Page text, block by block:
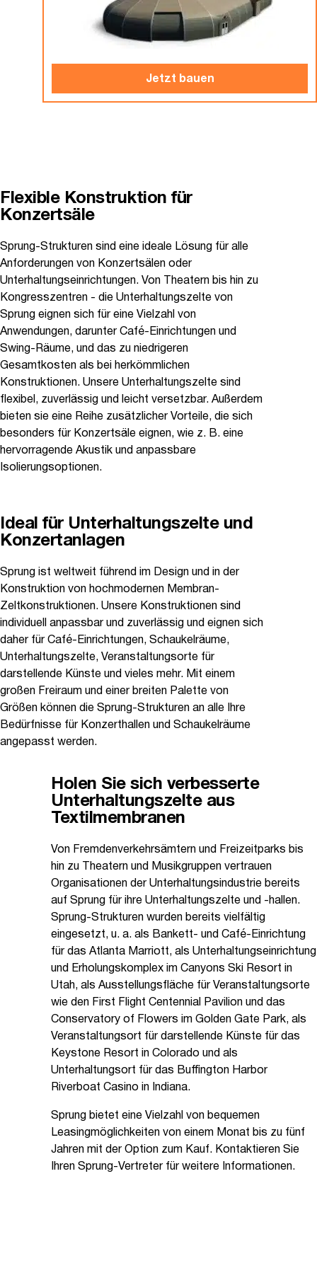
Jetzt bauen
Flexible Konstruktion für
Konzertsäle
Sprung-Strukturen sind eine ideale Lösung für alle
Anforderungen von Konzertsälen oder
Unterhaltungseinrichtungen. Von Theatern bis hin zu
Kongresszentren - die Unterhaltungszelte von
Sprung eignen sich für eine Vielzahl von
Anwendungen, darunter Café-Einrichtungen und
Swing-Räume, und das zu niedrigeren
Gesamtkosten als bei herkömmlichen
Konstruktionen. Unsere Unterhaltungszelte sind
flexibel, zuverlässig und leicht versetzbar. Außerdem
bieten sie eine Reihe zusätzlicher Vorteile, die sich
besonders für Konzertsäle eignen, wie z. B. eine
hervorragende Akustik und anpassbare
Isolierungsoptionen.
Ideal für Unterhaltungszelte und
Konzertanlagen
Sprung ist weltweit führend im Design und in der
Konstruktion von hochmodernen Membran-
Zeltkonstruktionen. Unsere Konstruktionen sind
individuell anpassbar und zuverlässig und eignen sich
daher für Café-Einrichtungen, Schaukelräume,
Unterhaltungszelte, Veranstaltungsorte für
darstellende Künste und vieles mehr. Mit einem
großen Freiraum und einer breiten Palette von
Größen können die Sprung-Strukturen an alle Ihre
Bedürfnisse für Konzerthallen und Schaukelräume
angepasst werden.
Holen Sie sich verbesserte
Unterhaltungszelte aus
Textilmembranen
Von Fremdenverkehrsämtern und Freizeitparks bis
hin zu Theatern und Musikgruppen vertrauen
Organisationen der Unterhaltungsindustrie bereits
auf Sprung für ihre Unterhaltungszelte und -hallen.
Sprung-Strukturen wurden bereits vielfältig
eingesetzt, u. a. als Bankett- und Café-Einrichtung
für das Atlanta Marriott, als Unterhaltungseinrichtung
und Erholungskomplex im Canyons Ski Resort in
Utah, als Ausstellungsfläche für Veranstaltungsorte
wie den First Flight Centennial Pavilion und das
Conservatory of Flowers im Golden Gate Park, als
Veranstaltungsort für darstellende Künste für das
Keystone Resort in Colorado und als
Unterhaltungsort für das Buffington Harbor
Riverboat Casino in Indiana.
Sprung bietet eine Vielzahl von bequemen
Leasingmöglichkeiten von einem Monat bis zu fünf
Jahren mit der Option zum Kauf. Kontaktieren Sie
Ihren Sprung-Vertreter für weitere Informationen.